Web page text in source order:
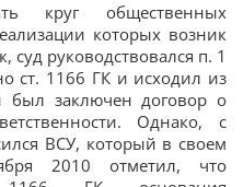
круг общественных
которых возник
суд руководствовался п. 1
ст. 1166 ГК и исходил из
был заключен договор о
Однако, с
ВСУ, который в своем
2010 отметил, что